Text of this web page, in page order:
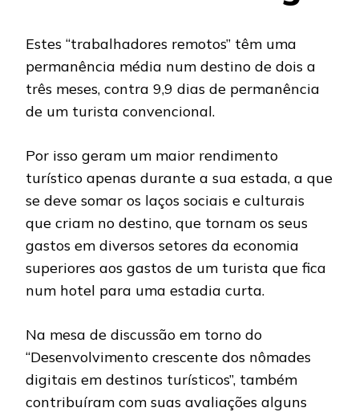
Estes “trabalhadores remotos” têm uma
permanência média num destino de dois a
três meses, contra 9,9 dias de permanência
de um turista convencional.
Por isso geram um maior rendimento
turístico apenas durante a sua estada, a que
se deve somar os laços sociais e culturais
que criam no destino, que tornam os seus
gastos em diversos setores da economia
superiores aos gastos de um turista que fica
num hotel para uma estadia curta.
Na mesa de discussão em torno do
“Desenvolvimento crescente dos nômades
digitais em destinos turísticos”, também
contribuíram com suas avaliações alguns